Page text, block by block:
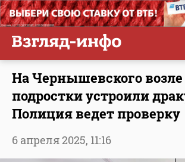
На Чернышевского возле
подростки устроили
Полиция ведет проверку
6 апреля 2025, 11:16